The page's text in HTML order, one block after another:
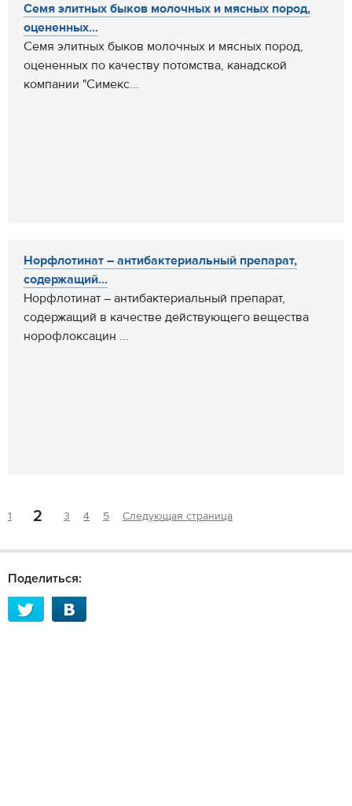
Семя элитных быков молочных и мясных пород,
оцененных...
Семя элитных быков молочных и мясных пород,
оцененных по качеству потомства, канадской
компании "Симекс...
Норфлотинат – антибактериальный препарат,
содержащий...
Норфлотинат – антибактериальный препарат,
содержащий в качестве действующего вещества
норофлоксацин ...
1 2 3 4 5 Следующая страница
Поделиться: